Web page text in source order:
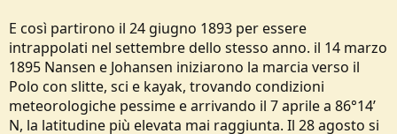
E così partirono il 24 giugno 1893 per essere
intrappolati nel settembre dello stesso anno. il 14 marzo
1895 Nansen e Johansen iniziarono la marcia verso il
Polo con slitte, sci e kayak, trovando condizioni
meteorologiche pessime e arrivando il 7 aprile a 86°14’
N, la latitudine più elevata mai raggiunta. Il 28 agosto si